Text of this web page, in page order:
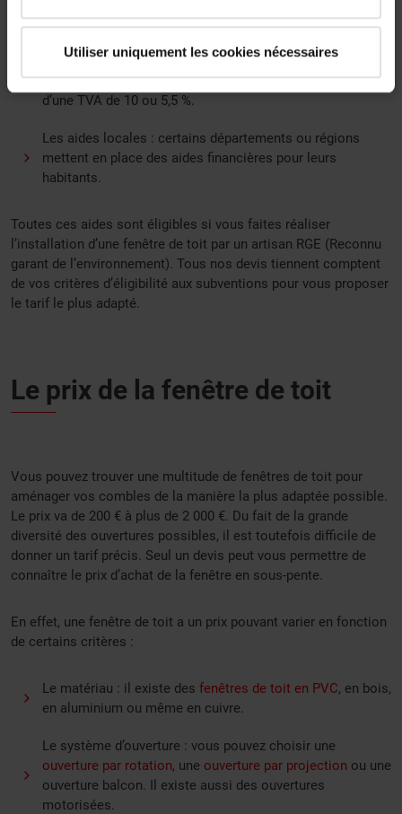
Utiliser uniquement les cookies nécessaires
permettant d’augmenter les performances écologiques.
La TVA (Taxe sur la valeur ajoutée) à taux réduit : les
travaux de rénovation énergétiques peuvent bénéficier
d’une TVA de 10 ou 5,5 %.
Les aides locales : certains départements ou régions
mettent en place des aides financières pour leurs
habitants.
Toutes ces aides sont éligibles si vous faites réaliser
l’installation d’une fenêtre de toit par un artisan RGE (Reconnu
garant de l’environnement). Tous nos devis tiennent comptent
de vos critères d’éligibilité aux subventions pour vous proposer
le tarif le plus adapté.
Le prix de la fenêtre de toit
Vous pouvez trouver une multitude de fenêtres de toit pour
aménager vos combles de la manière la plus adaptée possible.
Le prix va de 200 € à plus de 2 000 €. Du fait de la grande
diversité des ouvertures possibles, il est toutefois difficile de
donner un tarif précis. Seul un devis peut vous permettre de
connaître le prix d’achat de la fenêtre en sous-pente.
En effet, une fenêtre de toit a un prix pouvant varier en fonction
de certains critères :
Le matériau : il existe des fenêtres de toit en PVC, en bois,
en aluminium ou même en cuivre.
Le système d’ouverture : vous pouvez choisir une
ouverture par rotation, une ouverture par projection ou une
ouverture balcon. Il existe aussi des ouvertures
motorisées.